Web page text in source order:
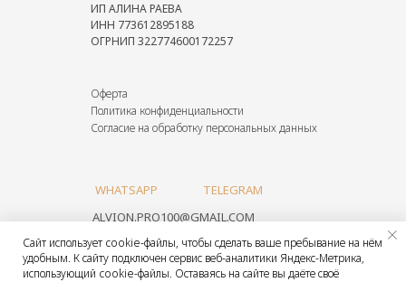
WHATSAPP
TELEGRAM
ALVION.PRO100@GMAIL.COM
Согласие на обработку персональных данных
ИП АЛИНА РАЕВА
ИНН 773612895188
ОГРНИП 322774600172257
Оферта
Политика конфиденциальности
Сайт использует cookie-файлы, чтобы сделать ваше пребывание на нём
удобным. К сайту подключен сервис веб-аналитики Яндекс-Метрика,
использующий cookie-файлы. Оставаясь на сайте вы даёте своё